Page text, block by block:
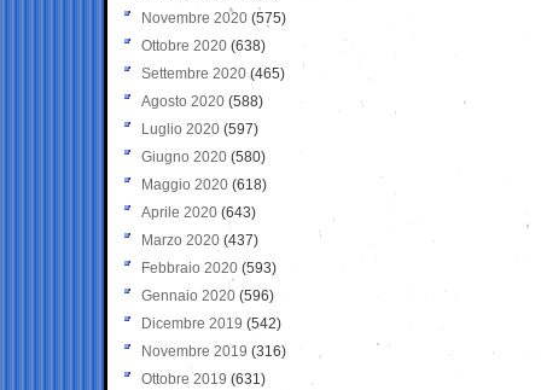
Novembre 2020 (575)
Ottobre 2020 (638)
Settembre 2020(465)
Agosto 2020 (588)
Luglio 2020 (597)
Giugno 2020 (580)
Maggio 2020 (618)
Aprile 2020 (643)
Marzo 2020 (437)
Febbraio 2020 (593)
Gennaio 2020 (596)
Dicembre 2019 (542)
Novembre 2019 (316)
Ottobre 2019 (631)